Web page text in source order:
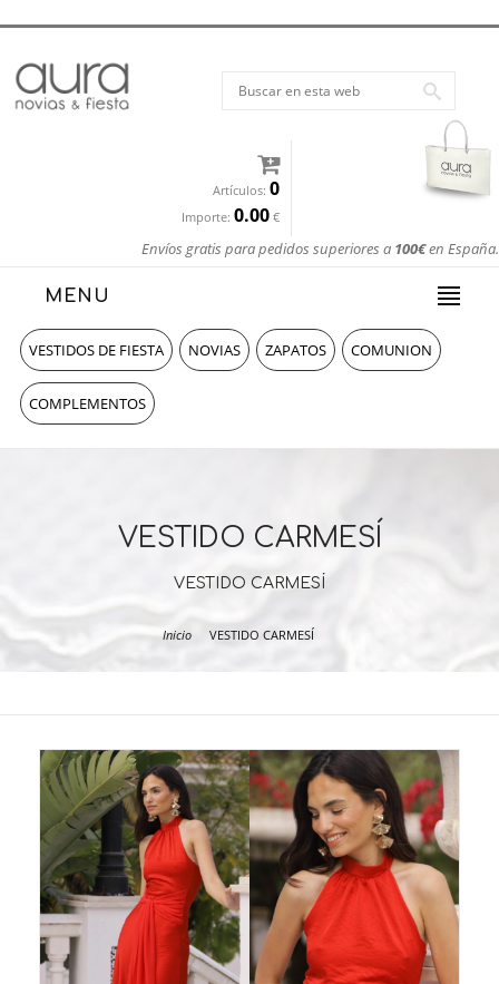
Artículos: 0
Importe: 0.00 €
Envíos gratis para pedidos superiores a 100€en España.
MENU
VESTIDOS DE FIESTA NOVIAS ZAPATOS COMUNION
COMPLEMENTOS
VESTIDO CARMESÍ
VESTIDO CARMESÍ
Inicio VESTIDO CARMESÍ